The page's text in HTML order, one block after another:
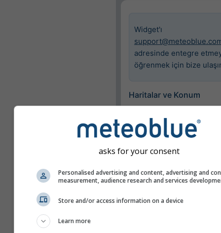
Widget'ı
adresinde entegre
öğrenmek için bize
Haritalar ve Konum
Basel
Mevcut haritalar
Yalnızca seçilen
asks for your consent
Personalised advertising and content, advertising and
measurement, audience research and services
Store and/or access information on a device
Learn more